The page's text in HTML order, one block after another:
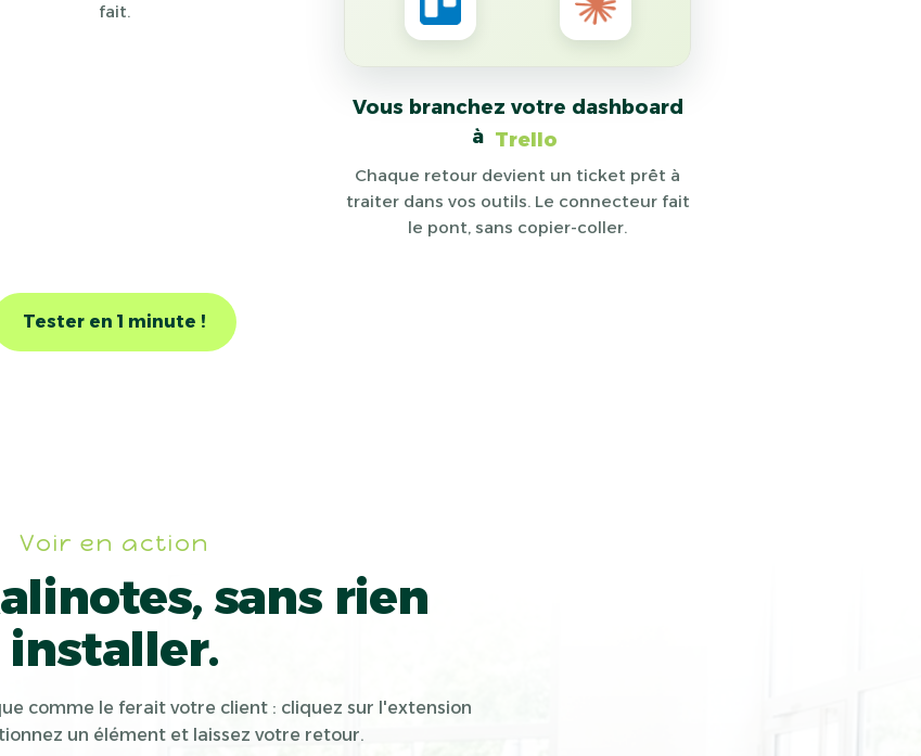
fait.
Vous branchez votre dashboard
à Claude
Chaque retour devient un ticket prêt à
traiter dans vos outils. Le connecteur fait
le pont, sans copier-coller.
Tester en 1 minute !
Voir en action
sans rien
installer.
comme le ferait votre client : cliquez sur l'extension
un élément et laissez votre retour.